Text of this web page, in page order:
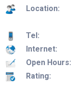
Location:
Tel:
Internet:
Open Hours:
Rating: